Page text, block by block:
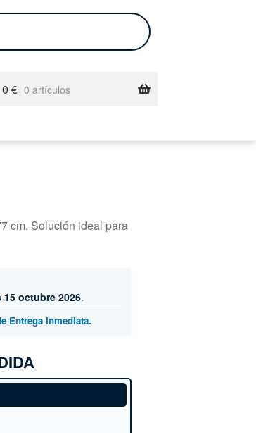
0 € 0 artículos
cm. Solución ideal para
15 octubre 2026.
Entrega Inmediata.